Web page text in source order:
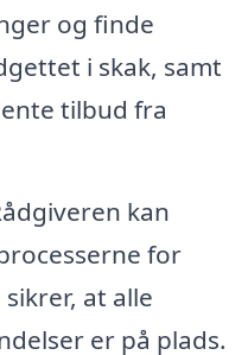
og finde
i skak, samt
tilbud fra
kan
for
at alle
er på plads.